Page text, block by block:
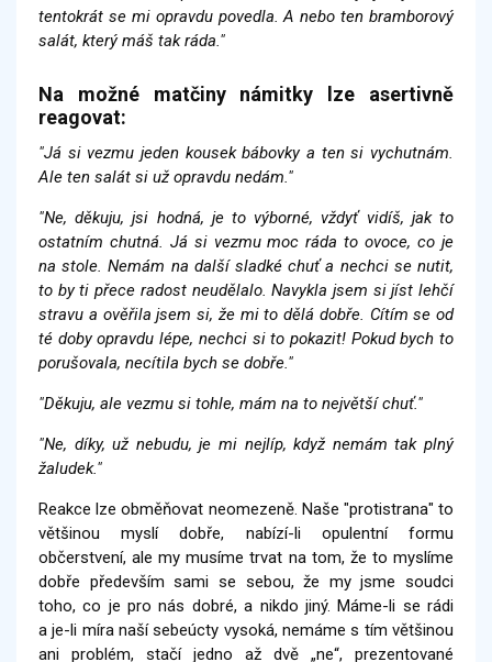
tentokrát se mi opravdu povedla. A nebo ten bramborový
salát, který máš tak ráda."
Na možné matčiny námitky lze asertivně
reagovat:
"Já si vezmu jeden kousek bábovky a ten si vychutnám.
Ale ten salát si už opravdu nedám."
"Ne, děkuju, jsi hodná, je to výborné, vždyť vidíš, jak to
ostatním chutná. Já si vezmu moc ráda to ovoce, co je
na stole. Nemám na další sladké chuť a nechci se nutit,
to by ti přece radost neudělalo. Navykla jsem si jíst lehčí
stravu a ověřila jsem si, že mi to dělá dobře. Cítím se od
té doby opravdu lépe, nechci si to pokazit! Pokud bych to
porušovala, necítila bych se dobře."
"Děkuju, ale vezmu si tohle, mám na to největší chuť."
"Ne, díky, už nebudu, je mi nejlíp, když nemám tak plný
žaludek."
Reakce lze obměňovat neomezeně. Naše "protistrana" to
většinou myslí dobře, nabízí-li opulentní formu
občerstvení, ale my musíme trvat na tom, že to myslíme
dobře především sami se sebou, že my jsme soudci
toho, co je pro nás dobré, a nikdo jiný. Máme-li se rádi
a je-li míra naší sebeúcty vysoká, nemáme s tím většinou
ani problém, stačí jedno až dvě „ne“, prezentované